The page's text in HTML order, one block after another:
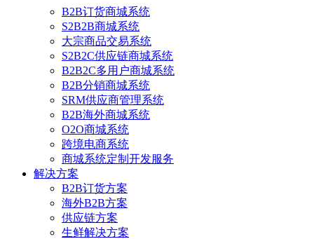
B2B订货商城系统
S2B2B商城系统
大宗商品交易系统
S2B2C供应链商城系统
B2B2C多用户商城系统
B2B分销商城系统
SRM供应商管理系统
B2B海外商城系统
O2O商城系统
跨境电商系统
商城系统定制开发服务
解决方案
B2B订货方案
海外B2B方案
供应链方案
生鲜解决方案